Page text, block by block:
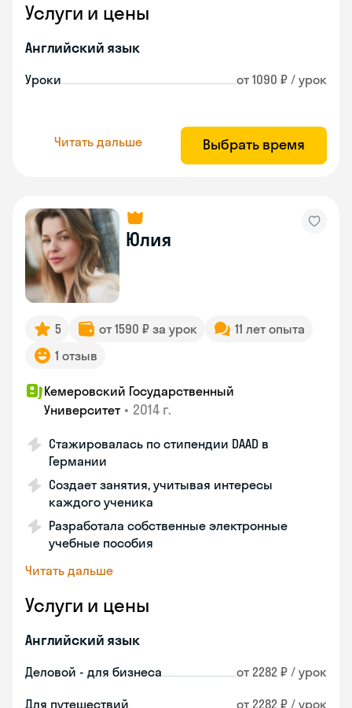
Услуги и цены
Английский язык
Уроки от 1090 ₽ / урок
Читать дальше Выбрать время
Юлия
5 от 1590 ₽ за урок
11 лет опыта
1 отзыв
Кемеровский Государственный
Университет • 2014 г.
Стажировалась по стипендии DAAD в
Германии
Создает занятия, учитывая интересы
каждого ученика
Разработала собственные электронные
учебные пособия
Читать дальше
Услуги и цены
Английский язык
Деловой - для бизнеса от 2282 ₽ / урок
Для путешествий от 2282 ₽ / урок